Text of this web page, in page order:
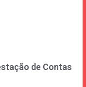
de Contas